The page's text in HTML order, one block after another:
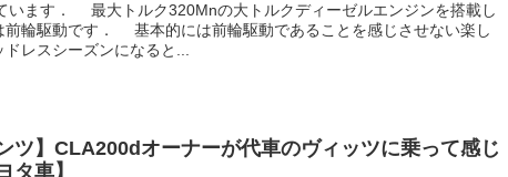
います． 最大トルク320Mnの大トルクディーゼルエンジンを搭載し
前輪駆動です． 基本的には前輪駆動であることを感じさせない楽し
レスシーズンになると...
ツ】CLA200dオーナーが代車のヴィッツに乗って感じ
タ車】